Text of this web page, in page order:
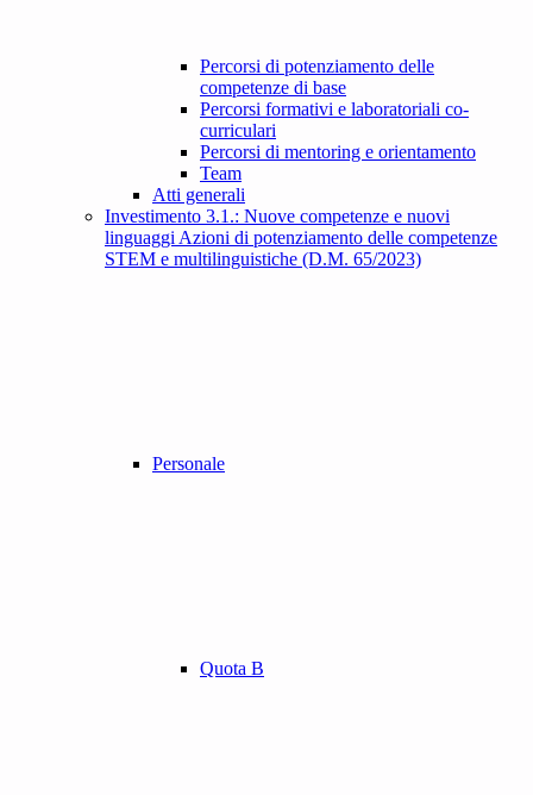
Percorsi di potenziamento delle
competenze di base
Percorsi formativi e laboratoriali co-
curriculari
Percorsi di mentoring e orientamento
Team
Atti generali
Investimento 3.1.: Nuove competenze e nuovi
linguaggi Azioni di potenziamento delle competenze
STEM e multilinguistiche (D.M. 65/2023)
Personale
Quota B